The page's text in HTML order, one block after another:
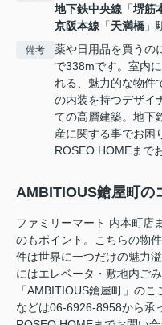
地下鉄中央線 「堺筋
京阪本線 「天満橋 」
備考
薬や日用品を買うの
で338mです。室内
れる、魅力的な物件
の内装を持つデザイ
ての高層建築。地下
産に関する事でお困
ROSEO HOMEまで
AMBITIOUS鎗屋町の
ファミリーマート 内本町店
のもポイント。こちらの物
件は世界に一つだけの魅力
にはエレベータ・敷地内ご
「AMBITIOUS鎗屋町」の
などは06-6926-8958から承